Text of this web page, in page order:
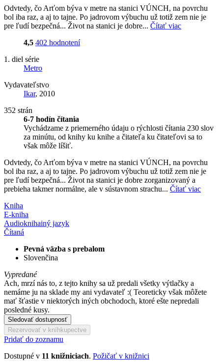
Odvtedy, čo Arťom býva v metre na stanici VÚNCH, na povrchu
bol iba raz, a aj to tajne. Po jadrovom výbuchu už totiž zem nie je
pre ľudí bezpečná... Život na stanici je dobre... Čítať viac
4,5 402 hodnotení
1. diel série
Metro
Vydavateľstvo
Ikar, 2010
352 strán
6-7 hodín čítania
Vychádzame z priemerného údaju o rýchlosti čítania 230 slov
za minútu, od knihy ku knihe a čitateľa ku čitateľovi sa to
však môže líšiť.
Odvtedy, čo Arťom býva v metre na stanici VÚNCH, na povrchu
bol iba raz, a aj to tajne. Po jadrovom výbuchu už totiž zem nie je
pre ľudí bezpečná... Život na stanici je dobre zorganizovaný a
prebieha takmer normálne, ale v sústavnom strachu... Čítať viac
Kniha
E-kniha
Audioknihainý jazyk
Čítaná
Pevná väzba s prebalom
Slovenčina
Vypredané
Ach, mrzí nás to, z tejto knihy sa už predali všetky výtlačky a
nemáme ju na sklade my ani vydavateľ :( Teoreticky však môžete
mať šťastie v niektorých iných obchodoch, ktoré ešte nepredali
posledné kusy.
Sledovať dostupnosť
Rezervovať v kníhkupectve
Pridať do zoznamu
Dostupné v 11 knižniciach. Požičať v knižnici